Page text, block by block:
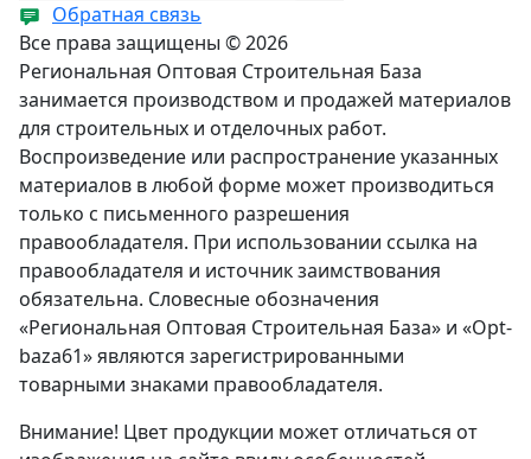
Обратная связь
Все права защищены © 2026
Региональная Оптовая Строительная База
занимается производством и продажей материалов
для строительных и отделочных работ.
Воспроизведение или распространение указанных
материалов в любой форме может производиться
только с письменного разрешения
правообладателя. При использовании ссылка на
правообладателя и источник заимствования
обязательна. Словесные обозначения
«Региональная Оптовая Строительная База» и «Opt-
baza61» являются зарегистрированными
товарными знаками правообладателя.
Внимание! Цвет продукции может отличаться от